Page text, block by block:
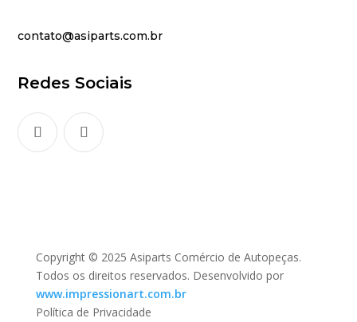
contato@asiparts.com.br
Redes Sociais
Copyright © 2025 Asiparts Comércio de Autopeças.
Todos os direitos reservados. Desenvolvido por
www.impressionart.com.br
Política de Privacidade